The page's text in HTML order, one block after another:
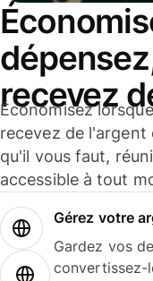
recevez
Économisez
recevez de l'argent
qu'il vous faut,
accessible à tout
Gérez votre
Gardez vos
convertissez-